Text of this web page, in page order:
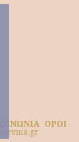
ΟΡΟΙ
nevma.gr